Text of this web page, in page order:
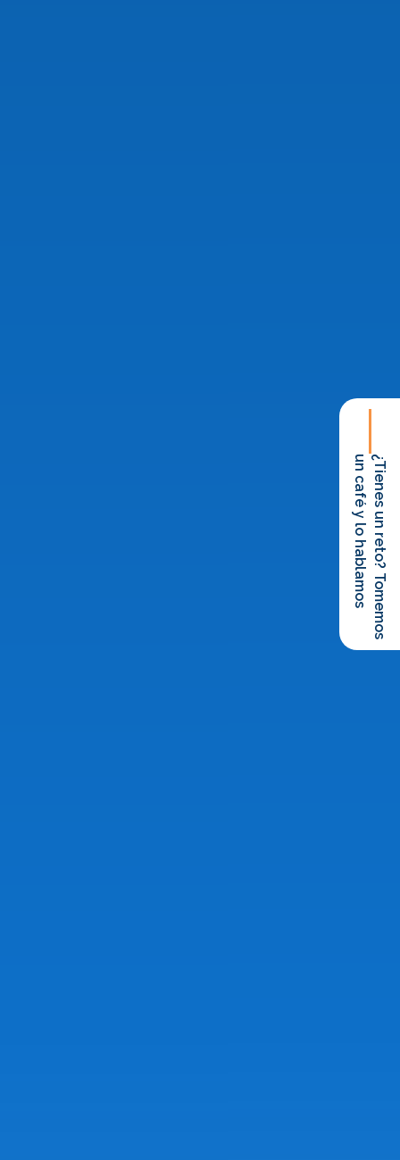
¿Tienes un reto? Tomemos
un café y lo hablamos